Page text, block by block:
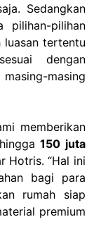
Sedangkan
pilihan-pilihan
luasan tertentu
dengan
masing
memberikan
150 juta
Hotris. “Hal ini
bagi para
rumah siap
premium